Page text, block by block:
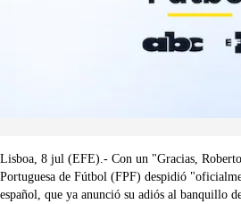
Lisboa, 8 jul (EFE).- Con un "Gracias,
Portuguesa de Fútbol (FPF) despidió
español, que ya anunció su adiós al banquillo